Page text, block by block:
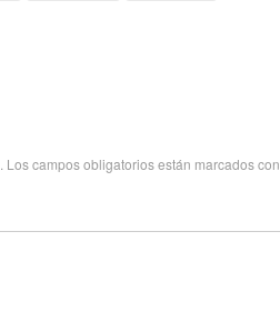
Los campos obligatorios están marcados con